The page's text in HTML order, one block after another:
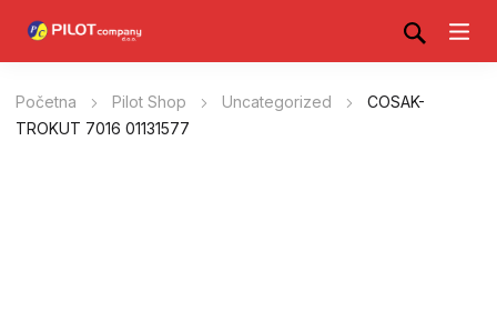
Početna Pilot Shop Uncategorized
COSAK-
TROKUT 7016 01131577